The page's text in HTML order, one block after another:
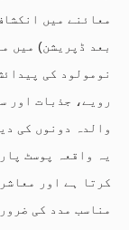
معائنے میں
بعد ڈپریشن) میں
نومولود کی
رویے، جذبات اور
والدہ دونوں کی
یہ واقعہ پوسٹ
کرتا ہے اور
مناسب مدد کی